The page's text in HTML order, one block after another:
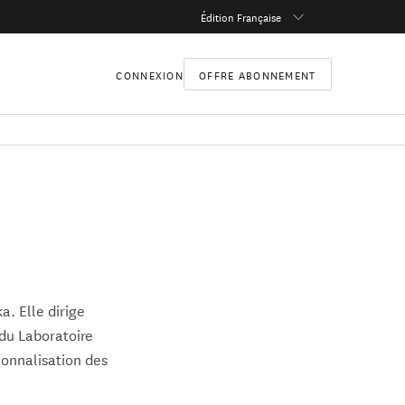
Édition Française
CONNEXION OFFRE ABONNEMENT
Elle dirige
Laboratoire
des